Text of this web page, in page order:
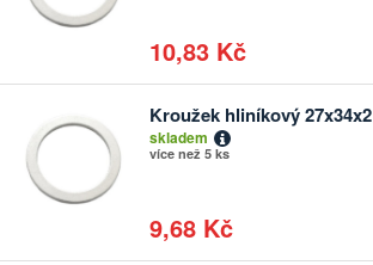
10,83 Kč
Kroužek hliníkový 27x34x2
skladem
více než 5 ks
9,68 Kč
Počet
kusů